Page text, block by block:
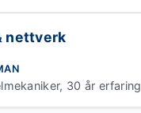
nettverk
30 år erfaring